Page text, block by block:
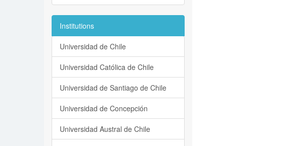
Institutions
Universidad de Chile
Universidad Católica de Chile
Universidad de Santiago de Chile
Universidad de Concepción
Universidad Austral de Chile